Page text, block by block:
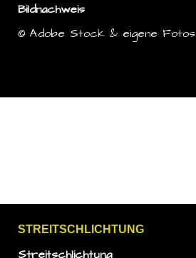
Bildnachweis
© Adobe Stock & eigene Fotos
STREITSCHLICHTUNG